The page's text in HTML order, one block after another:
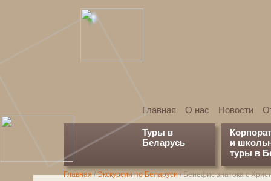
Главная О нас Новости
Туры в
Беларусь
и
туры в
Главная/Экскурсии по Беларуси/Бенефис знатока с